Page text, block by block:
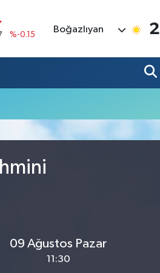
%-0.15
%0.18
Boğazlıyan
09 Ağustos Pazar
11:30